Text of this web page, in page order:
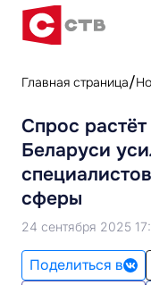
Главная страница
Спрос
Беларуси
сферы
24 сентября 2025
Поделиться в